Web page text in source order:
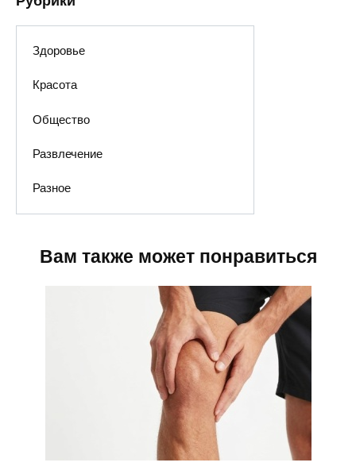
Здоровье
Красота
Общество
Развлечение
Разное
Вам также может понравиться